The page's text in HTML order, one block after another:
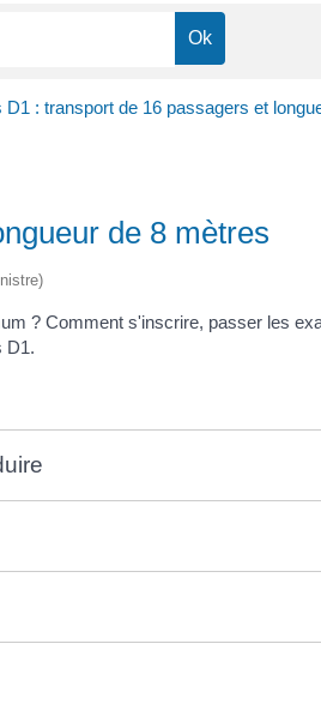
D1 : transport de 16 passagers et
de 8 mètres
? Comment s'inscrire, passer les
D1.